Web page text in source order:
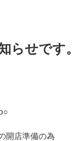
らせです。
開店準備の為